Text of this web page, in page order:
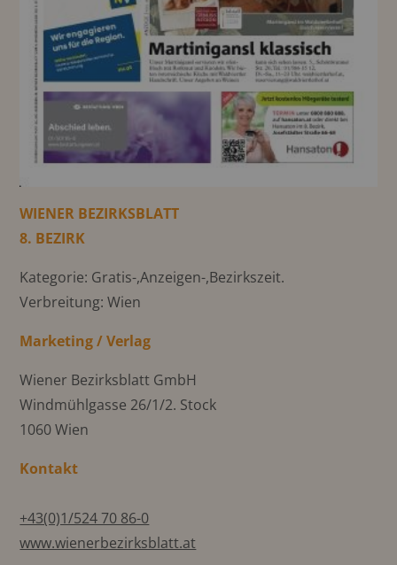
WIENER BEZIRKSBLATT
8. BEZIRK
Kategorie: Gratis-,Anzeigen-,Bezirkszeit.
Verbreitung: Wien
Marketing / Verlag
Wiener Bezirksblatt GmbH
Windmühlgasse 26/1/2. Stock
1060 Wien
Kontakt
+43(0)1/524 70 86-0
www.wienerbezirksblatt.at